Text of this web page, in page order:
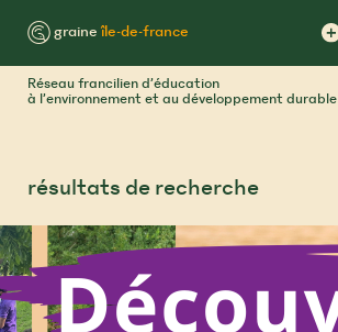
content
™ graineîle-de-france
Réseau francilien d’éducation
à l’environnement et au développement durable
résultats de recherche